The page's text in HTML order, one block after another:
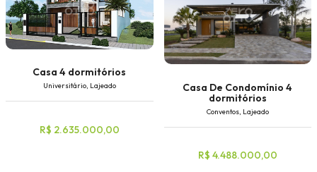
Casa 4 dormitórios
Universitário, Lajeado
R$ 2.635.000,00
Casa De Condomínio 4
dormitórios
Conventos, Lajeado
R$ 4.488.000,00